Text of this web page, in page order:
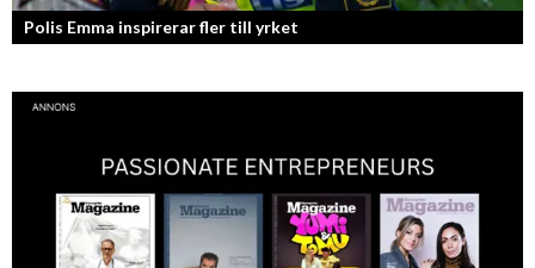
Polis Emma inspirerar fler till yrket